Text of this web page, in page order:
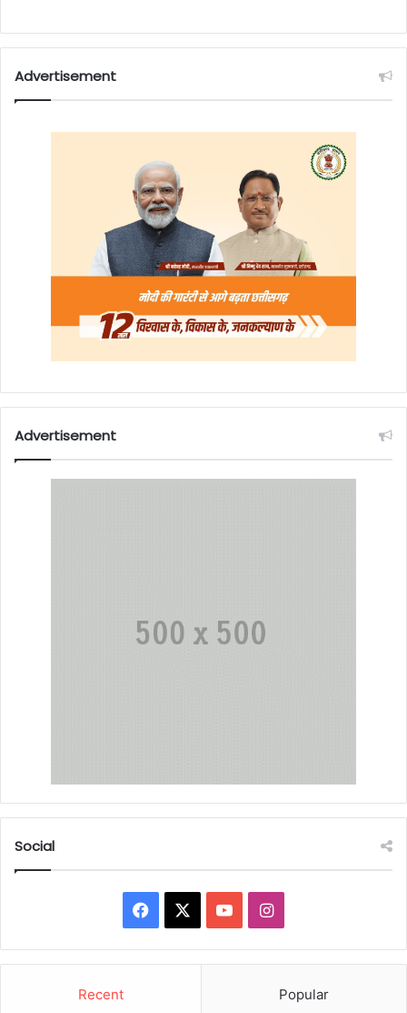
Advertisement
Advertisement
Social
Facebook YouTubeInstagram
Recent Popular